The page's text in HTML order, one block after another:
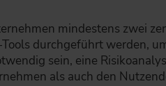
mindestens zwei
durchgeführt werden,
sein, eine
als auch den